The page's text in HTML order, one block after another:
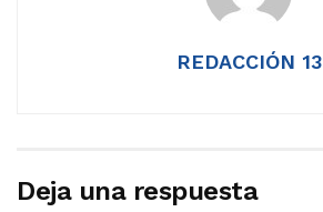
REDACCIÓN 13
Deja una respuesta